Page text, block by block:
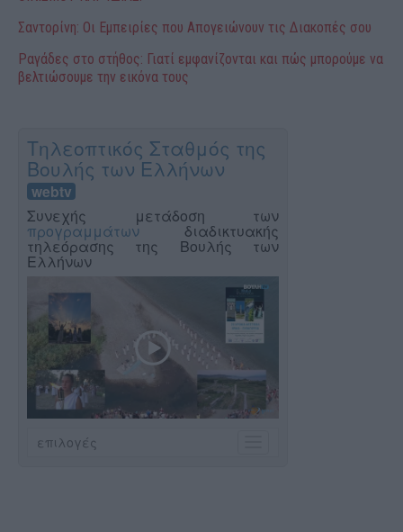
Σαντορίνη: Οι Εμπειρίες που Απογειώνουν τις Διακοπές σου
Ραγάδες στο στήθος: Γιατί εμφανίζονται και πώς μπορούμε να
βελτιώσουμε την εικόνα τους